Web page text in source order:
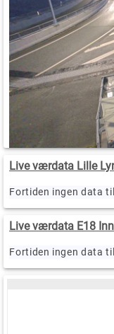
Live værdata Lille
Fortiden ingen data
Live værdata E18
Fortiden ingen data